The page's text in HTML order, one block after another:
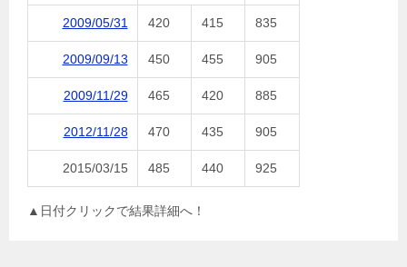
2009/05/31 420 415 835
2009/09/13 450 455 905
2009/11/29 465 420 885
2012/11/28 470 435 905
2015/03/15 485 440 925
▲日付クリックで結果詳細へ！